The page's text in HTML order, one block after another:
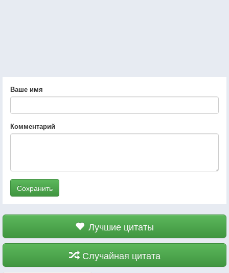
Ваше имя
Комментарий
Сохранить
Лучшие цитаты
Случайная цитата